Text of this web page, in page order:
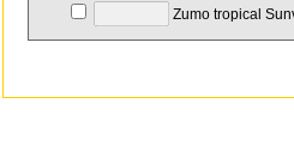
Zumo tropical